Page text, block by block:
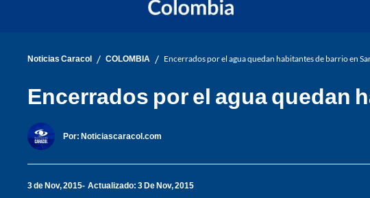
Noticias Caracol / COLOMBIA / Encerrados por el agua quedan habitantes de barrio en
Encerrados por el agua quedan
Por: Noticiascaracol.com
3 de Nov, 2015 Actualizado: 3 De Nov, 2015